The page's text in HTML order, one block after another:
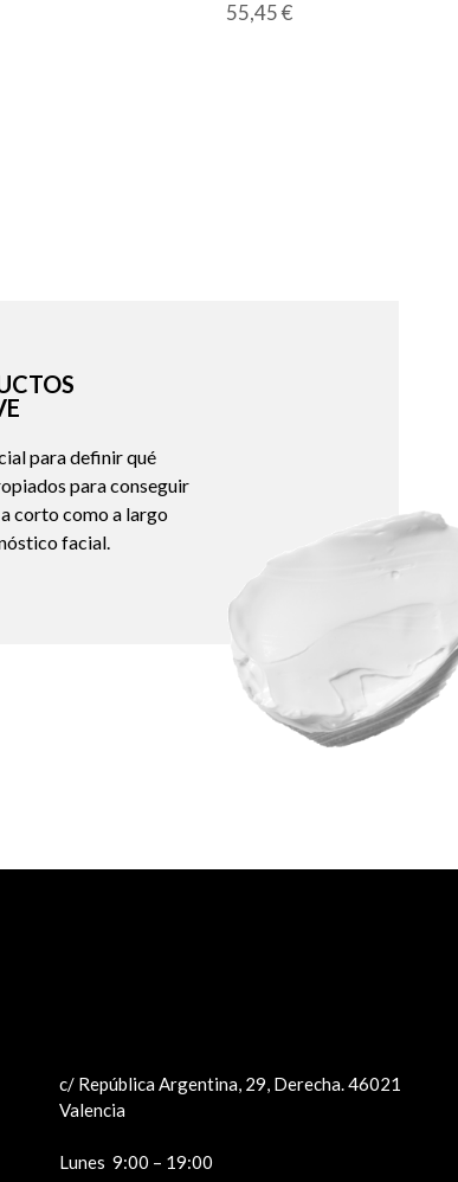
55,45€
para definir qué
para conseguir
corto como a largo
facial.
c/ República Argentina, 29, Derecha. 46021
Valencia
Lunes 9:00 – 19:00